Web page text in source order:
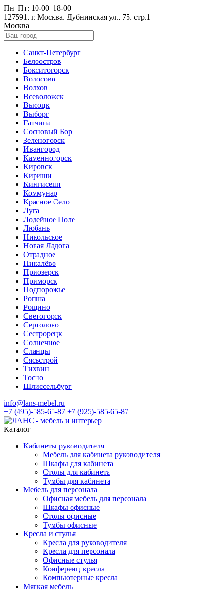
Пн–Пт: 10-00–18-00
127591, г. Москва, Дубнинская ул., 75, стр.1
Москва
Санкт-Петербург
Белоостров
Бокситогорск
Волосово
Волхов
Всеволожск
Высоцк
Выборг
Гатчина
Сосновый Бор
Зеленогорск
Ивангород
Каменногорск
Кировск
Кириши
Кингисепп
Коммунар
Красное Село
Луга
Лодейное Поле
Любань
Никольское
Новая Ладога
Отрадное
Пикалёво
Приозерск
Приморск
Подпорожье
Ропша
Рощино
Светогорск
Сертолово
Сестрорецк
Солнечное
Сланцы
Сясьстрой
Тихвин
Тосно
Шлиссельбург
info@lans-mebel.ru
+7 (495)-585-65-87 +7 (925)-585-65-87
Каталог
Кабинеты руководителя
Мебель для кабинета руководителя
Шкафы для кабинета
Столы для кабинета
Тумбы для кабинета
Мебель для персонала
Офисная мебель для персонала
Шкафы офисные
Столы офисные
Тумбы офисные
Кресла и стулья
Кресла для руководителя
Кресла для персонала
Офисные стулья
Конференц-кресла
Компьютерные кресла
Мягкая мебель